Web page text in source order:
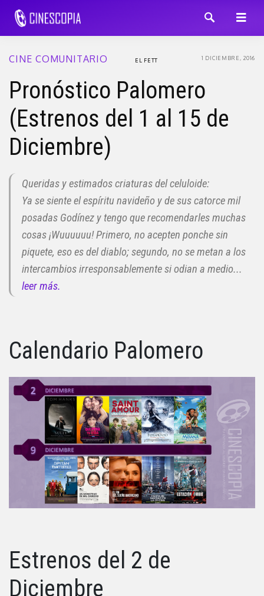
CINE COMUNITARIO 1 DICIEMBRE, 2016
EL FETT
Pronóstico Palomero
(Estrenos del 1 al 15 de
Diciembre)
Queridas y estimados criaturas del celuloide:
Ya se siente el espíritu navideño y de sus catorce mil
posadas Godínez y tengo que recomendarles muchas
cosas ¡Wuuuuuu! Primero, no acepten ponche sin
piquete, eso es del diablo; segundo, no se metan a los
intercambios irresponsablemente si odian a medio...
leer más.
Calendario Palomero
Estrenos del 2 de
Diciembre